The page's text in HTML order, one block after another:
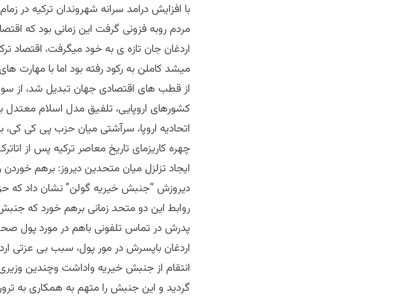
با افزایش درامد سرانه شهروندان ترکیه در
مردم روبه فزونی گرفت این زمانی بود که
اردغان جان تازه ی به خود میگرفت، اقتصاد
میشد کاملن به رکود رفته بود اما با مهارت
از قطب های اقتصادی جهان تبدیل شد، از
کشورهای اروپایی، تلفیق مدل اسلام معتدل
اتحادیه اروپا، سرآشتی میان حزب پی کی کی،
چهره کاریزمای تاریخ معاصر ترکیه پس از
ایجاد تزلزل میان متحدین دیروز: برهم
دیروزش “جنبش خیریه گولن” نشان داد که
روابط این دو متحد زمانی برهم خورد که
پدرش در تماس تلفونی باهم در مورد پول
اردغان باپسرش در مور پول، سبب بی عزتی
انتقام از جنبش خیریه واداشت وچندین
گردید و این جنبش را متهم به همکاری به